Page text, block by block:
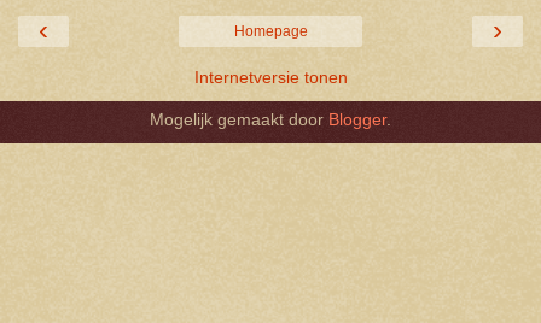
‹ ›
Homepage
Internetversie tonen
Mogelijk gemaakt door Blogger.